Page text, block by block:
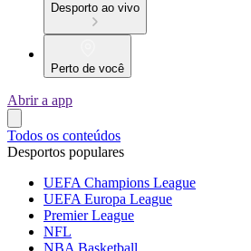
Desporto ao vivo
Perto de você
Abrir a app
Todos os conteúdos
Desportos populares
UEFA Champions League
UEFA Europa League
Premier League
NFL
NBA Basketball